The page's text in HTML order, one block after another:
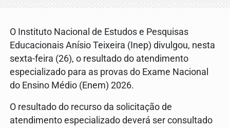
O Instituto Nacional de Estudos e Pesquisas
Educacionais Anísio Teixeira (Inep) divulgou, nesta
sexta-feira (26), o resultado do atendimento
especializado para as provas do Exame Nacional
do Ensino Médio (Enem) 2026.
O resultado do recurso da solicitação de
atendimento especializado deverá ser consultado